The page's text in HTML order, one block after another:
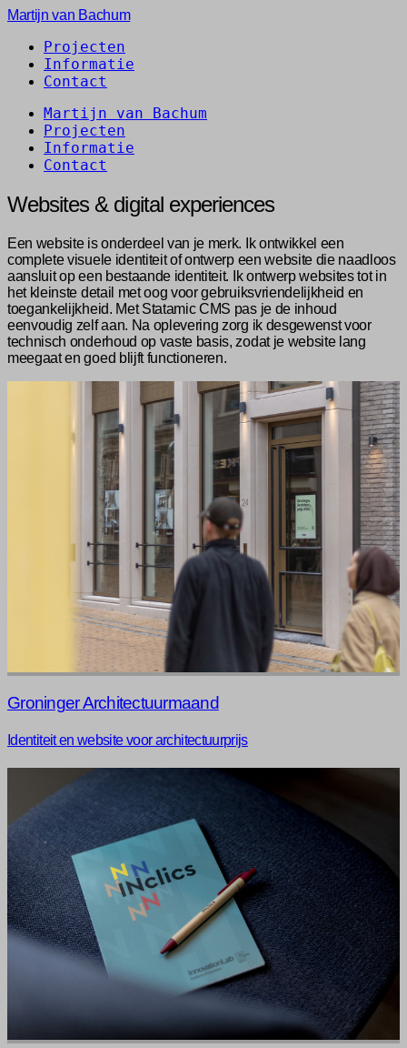
Martijn van Bachum
Projecten
Informatie
Contact
Martijn van Bachum
Projecten
Informatie
Contact
Websites & digital experiences
Een website is onderdeel van je merk. Ik ontwikkel een
complete visuele identiteit of ontwerp een website die naadloos
aansluit op een bestaande identiteit. Ik ontwerp websites tot in
het kleinste detail met oog voor gebruiksvriendelijkheid en
toegankelijkheid. Met Statamic CMS pas je de inhoud
eenvoudig zelf aan. Na oplevering zorg ik desgewenst voor
technisch onderhoud op vaste basis, zodat je website lang
meegaat en goed blijft functioneren.
Groninger Architectuurmaand
Identiteit en website voor architectuurprijs